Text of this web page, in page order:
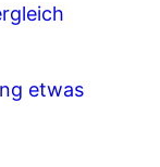
etwas